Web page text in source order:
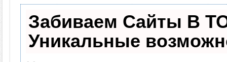
Забиваем Сайты В
Уникальные